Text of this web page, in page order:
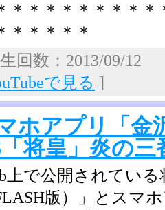
＊＊＊＊＊＊＊＊
＊＊＊＊＊
回数：2013/09/
で見る ]
ホアプリ「金
将皇」炎の三
上で公開されてい
版）」とスマ